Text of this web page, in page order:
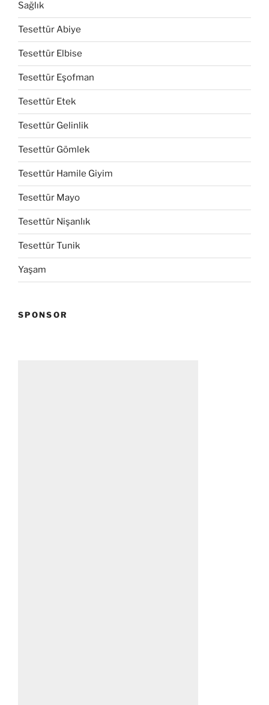
Sağlık
Tesettür Abiye
Tesettür Elbise
Tesettür Eşofman
Tesettür Etek
Tesettür Gelinlik
Tesettür Gömlek
Tesettür Hamile Giyim
Tesettür Mayo
Tesettür Nişanlık
Tesettür Tunik
Yaşam
SPONSOR